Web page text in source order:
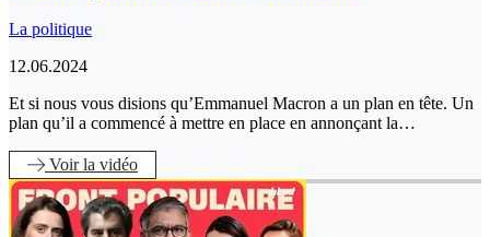
La politique
12.06.2024
Et si nous vous disions qu’Emmanuel Macron a un plan en tête. Un
plan qu’il a commencé à mettre en place en annonçant la…
Voirla vidéo